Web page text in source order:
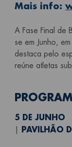
Mais info:
A Fase Final de
se em Junho,
destaca pelo
reúne atletas
5 DE JUNHO
| PAVILHÃO